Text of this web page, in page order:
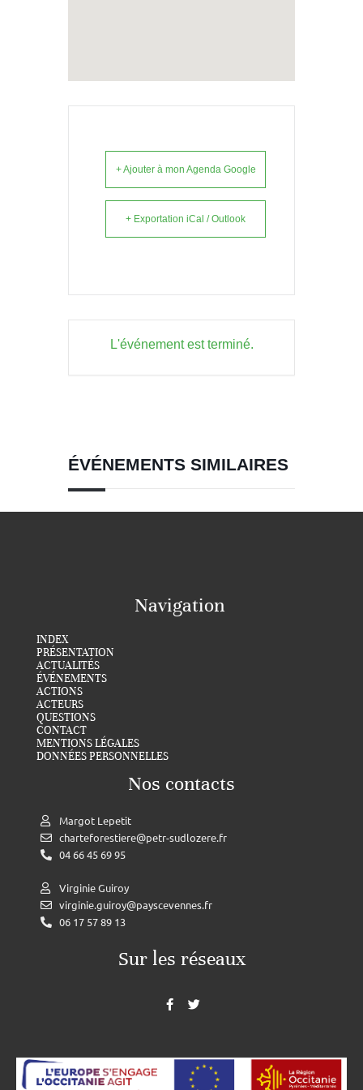
+ Ajouter à mon Agenda Google
+ Exportation iCal / Outlook
L'événement est terminé.
ÉVÉNEMENTS SIMILAIRES
Navigation
INDEX
PRÉSENTATION
ACTUALITÉS
ÉVÉNEMENTS
ACTIONS
ACTEURS
QUESTIONS
CONTACT
MENTIONS LÉGALES
DONNÉES PERSONNELLES
Nos contacts
Margot Lepetit
charteforestiere@petr-sudlozere.fr
04 66 45 69 95
Virginie Guiroy
virginie.guiroy@payscevennes.fr
06 17 57 89 13
Sur les réseaux